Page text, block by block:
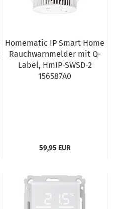
Homematic IP Smart Home
Rauchwarnmelder mit Q-
Label, HmIP-SWSD-2
156587A0
59,95 EUR